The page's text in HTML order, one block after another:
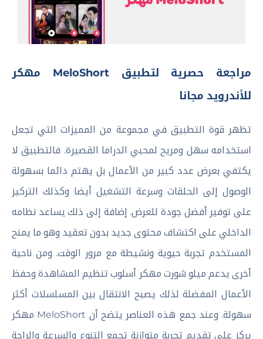
مراجعة حصرية لتطبيق MeloShort مهكر
للأندرويد مجانا
تظهر قوة التطبيق في مجموعة من المميزات التي تجعل
استخدامه سهل ومريح لمحبي الدراما القصيرة. فالتطبيق لا
يكتفي بعرض عدد كبير من الأعمال بل يهتم دائما بسهولة
الوصول إلى الحلقات وسرعة التشغيل أيضا وكذلك التركيز
على توفير أفضل جودة للعرض. إضافة إلى ذلك يساعد نظامه
الداخلي على اكتشاف محتوى جديد بدون تعقيد وهو ما يمنح
المستخدم تجربة حيوية ونشيطة مع مرور الوقت. ومن ناحية
أخرى يدعم ميلو شورت مهكر أسلوب تنظيم المشاهدة وحفظ
الأعمال المفضلة لذلك يصبح الانتقال بين المسلسلات أكثر
سهولة. وعند جمع هذه العناصر يتضح أن MeloShort مهكر
يركز على تقديم تجربة متوازنة تجمع التنوع والسرعة والراحة